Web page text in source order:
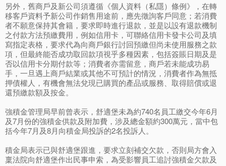
另外，舊商戶及新公司須遵循《個人資料（私隱）條例》，在轉
移客戶資料予新公司作銷售用途前，應先徵詢客戶同意；若消費
者不願意保持其會籍，要求即時進行退款，並是以設有退款機制
之付款方法預繳費用，例如信用卡，可聯絡信用卡發卡公司及填
寫指定表格，要求代為向商戶銀行討回預繳但尚未使用服務之款
項，但最終能否成功取回款項視乎多種因素，包括簽賬日期及是
否以信用卡分期付款等；消費者亦需留意，商戶若未能成功易
手，一旦遇上商戶結業或其他不可預計的情況，消費者作為無抵
押債權人，有機會無法兌現已購買的產品或服務、取得賠償或退
還預繳款額及按金。
強積金管理局早前曾表示，舒適堡未為約740名員工繳交今年6月
及7月份的強積金供款及附加費，涉及總金額約300萬元，當中包
括今年7月及8月向積金局投訴的2名投訴人。
積金局表示已與舒適堡跟進，要求立刻補交欠款，否則局方會入
稟法院向舒適堡作出民事申索，為受影響員工追討強積金欠款及